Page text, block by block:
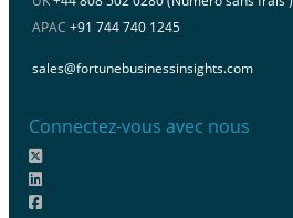
APAC +91 744 740 1245
sales@fortunebusinessinsights.com
Connectez-vous avec nous